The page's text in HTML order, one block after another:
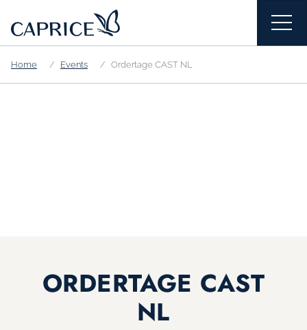
Home Events Ordertage CAST NL
ORDERTAGE CAST
NL